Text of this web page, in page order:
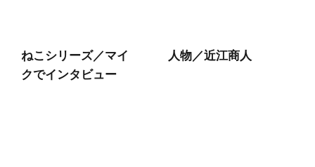
ねこシリーズ／マイ
クでインタビュー
人物／近江商人